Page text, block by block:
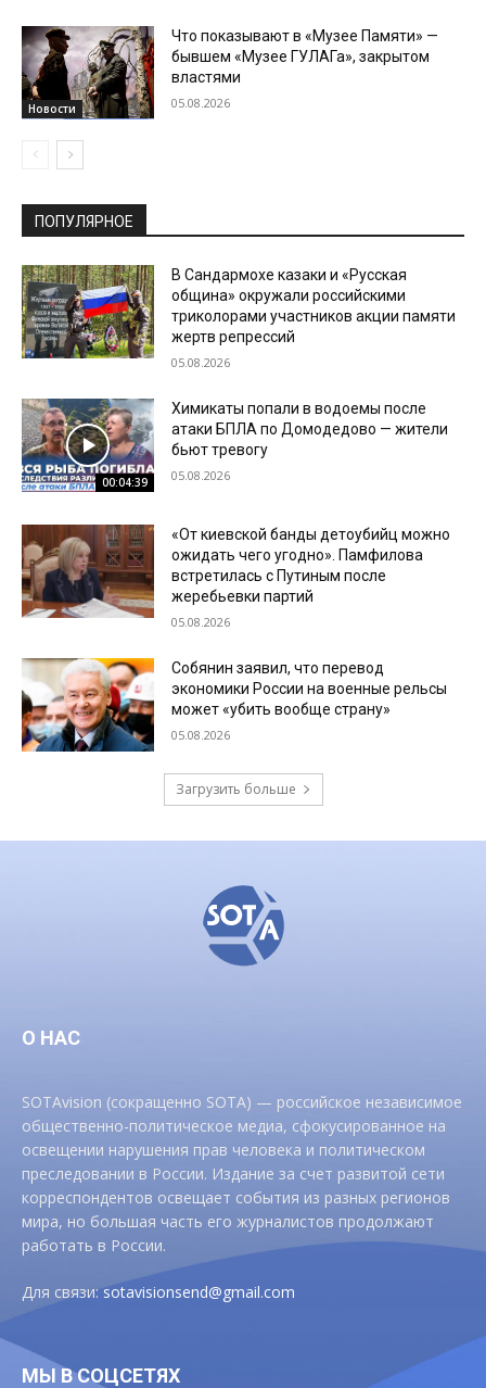
Новости
Что показывают в «Музее Памяти» —
бывшем «Музее ГУЛАГа», закрытом
властями
05.08.2026
ПОПУЛЯРНОЕ
В Сандармохе казаки и «Русская
община» окружали российскими
триколорами участников акции памяти
жертв репрессий
05.08.2026
00:04:39
Химикаты попали в водоемы после
атаки БПЛА по Домодедово — жители
бьют тревогу
05.08.2026
«От киевской банды детоубийц можно
ожидать чего угодно». Памфилова
встретилась с Путиным после
жеребьевки партий
05.08.2026
Собянин заявил, что перевод
экономики России на военные рельсы
может «убить вообще страну»
05.08.2026
Загрузить больше
О НАС
SOTAvision (сокращенно SOTA) — российское независимое
общественно-политическое медиа, сфокусированное на
освещении нарушения прав человека и политическом
преследовании в России. Издание за счет развитой сети
корреспондентов освещает события из разных регионов
мира, но большая часть его журналистов продолжают
работать в России.
Для связи:sotavisionsend@gmail.com
МЫ В СОЦСЕТЯХ